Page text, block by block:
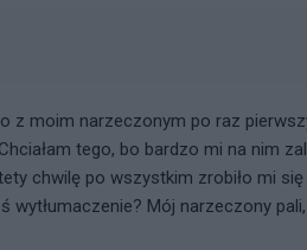
z moim narzeczonym po raz
tego, bo bardzo mi na nim
chwilę po wszystkim zrobiło mi
wytłumaczenie? Mój narzeczony